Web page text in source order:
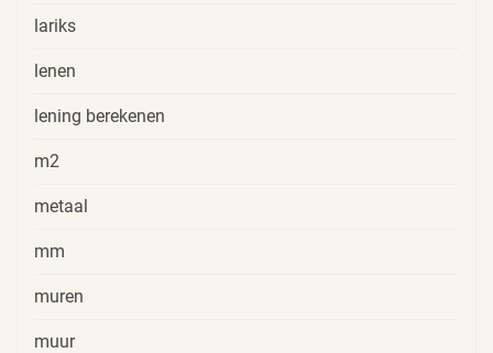
lariks
lenen
lening berekenen
m2
metaal
mm
muren
muur